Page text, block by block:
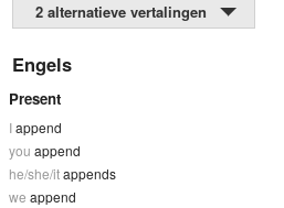
2 alternatieve vertalingen
Engels
Present
Iappend
you append
he/she/itappends
we append